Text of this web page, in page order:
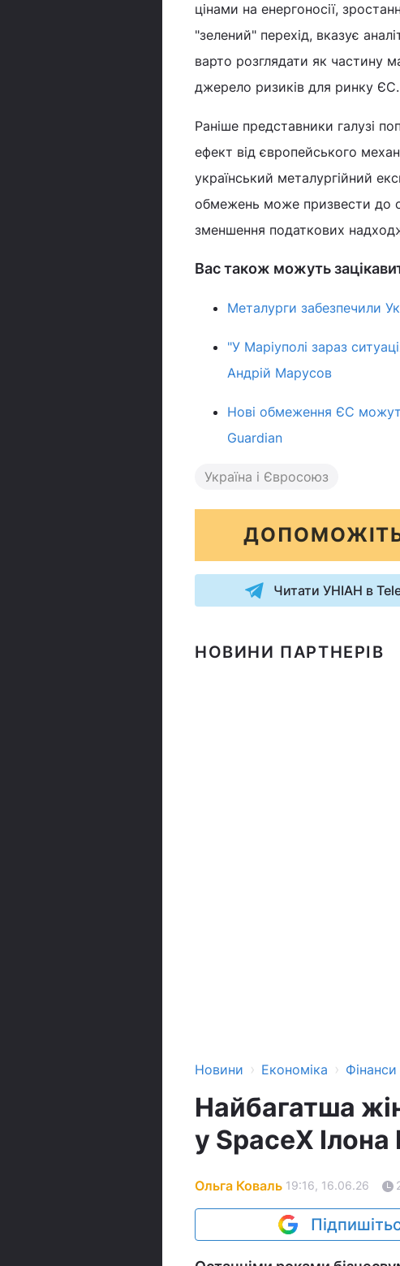
цінами на енергоносії,
"зелений" перехід, вказує
варто розглядати як частину
джерело ризиків для ринку ЄС.
Раніше представники галузі
ефект від європейського
український металургійний
обмежень може призвести до
зменшення податкових
Вас також можуть
Металурги забезпечили
"У Маріуполі зараз
Андрій Марусов
Нові обмеження ЄС
Guardian
Україна і Євросоюз
Читати УНІАН в
НОВИНИ ПАРТНЕРІВ
Новини › Економіка › Фінанси
Найбагатша
у SpaceX
Ольга Коваль 19:16, 16.06.26